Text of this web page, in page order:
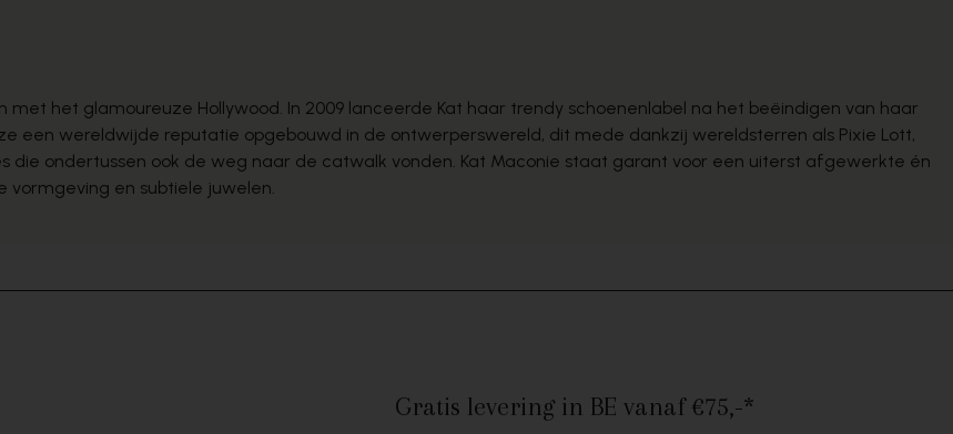
het glamoureuze Hollywood. In 2009 lanceerde Kat haar trendy schoenenlabel na het beëindigen van haar
een wereldwijde reputatie opgebouwd in de ontwerperswereld, dit mede dankzij wereldsterren als Pixie Lott,
die ondertussen ook de weg naar de catwalk vonden. Kat Maconie staat garant voor een uiterst afgewerkte én
en subtiele juwelen.
Gratis levering in BE vanaf €75,-*